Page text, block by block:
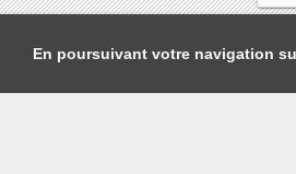
En poursuivant votre navigation